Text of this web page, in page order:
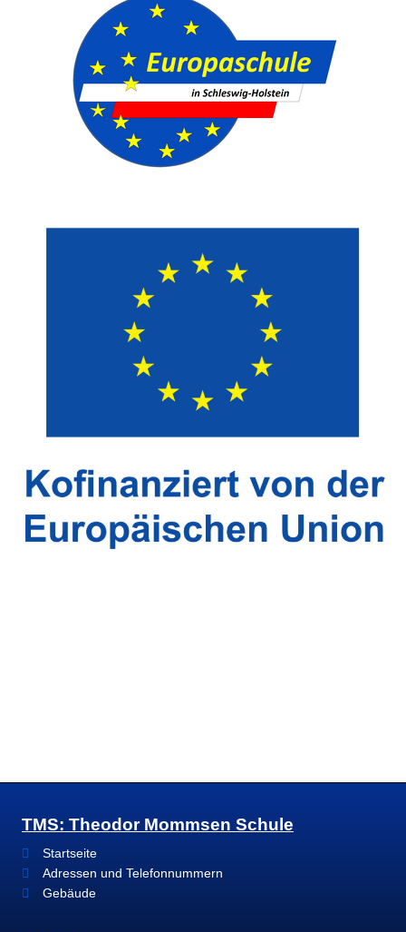
TMS: Theodor Mommsen Schule
Startseite
Adressen und Telefonnummern
Gebäude